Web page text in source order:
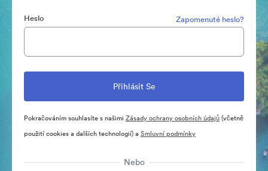
Heslo Zapomenuté heslo?
Pokračováním souhlasíte s našimi Zásady ochrany osobních údajů(včetně
použití cookies a dalších technologií) a Smluvní podmínky
Nebo